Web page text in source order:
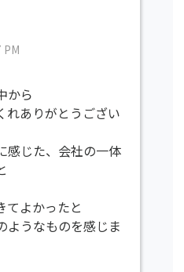
から
れありがとうござい
感じた、会社の一体
てよかったと
ようなものを感じま